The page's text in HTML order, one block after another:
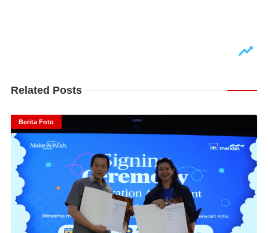
Related Posts
Berita Foto